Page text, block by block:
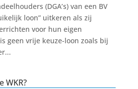
(DGA’s) van een BV
loon” uitkeren als zij
voor hun eigen
geen vrije keuze-loon zoals bij
WKR?